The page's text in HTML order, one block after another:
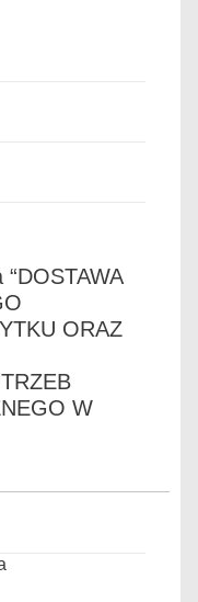
ORAZ
W